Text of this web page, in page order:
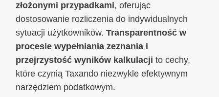
złożonymi przypadkami, oferując
dostosowanie rozliczenia do indywidualnych
sytuacji użytkowników. Transparentność w
procesie wypełniania zeznania i
przejrzystość wyników kalkulacji to cechy,
które czynią Taxando niezwykle efektywnym
narzędziem podatkowym.